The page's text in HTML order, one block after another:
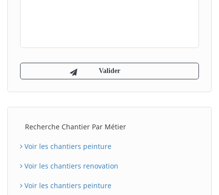
Recherche Chantier Par Métier
Voir les chantiers peinture
Voir les chantiers renovation
Voir les chantiers peinture